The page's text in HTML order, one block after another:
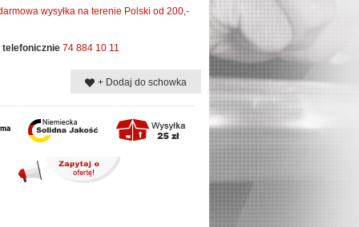
wysyłka na terenie Polski od 200,-
telefonicznie 74 884 10 11
+ Dodaj do schowka